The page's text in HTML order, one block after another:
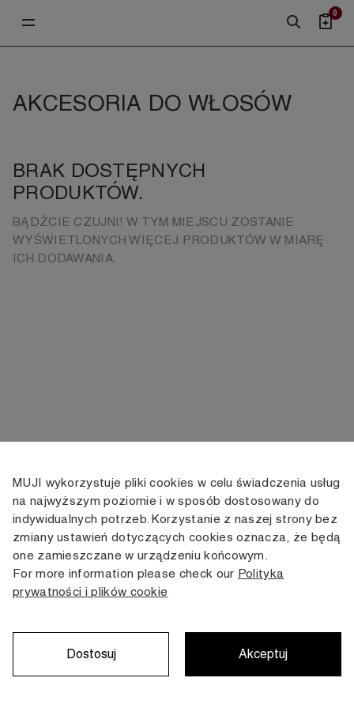
0
AKCESORIA DO WŁOSÓW
BRAK DOSTĘPNYCH
PRODUKTÓW.
BĄDŹCIE CZUJNI! W TYM MIEJSCU ZOSTANIE
WYŚWIETLONYCH WIĘCEJ PRODUKTÓW W MIARĘ
ICH DODAWANIA.
KONTAKT
+48 505 166 958
zamowienia@muji.com.pl
Infolinia czynna
od poniedziałku do piątku
KONTO
Moje konto
Historia
INFORMACJE
Dostawa
Regulamin
Karta stałego
Klienta
MUJI wykorzystuje pliki cookies w celu świadczenia usług
na najwyższym poziomie i w sposób dostosowany do
indywidualnych potrzeb. Korzystanie z naszej strony bez
zmiany ustawień dotyczących cookies oznacza, że będą
one zamieszczane w urządzeniu końcowym.
For more information please check our Polityka
prywatności i plików cookie
Dostosuj Akceptuj